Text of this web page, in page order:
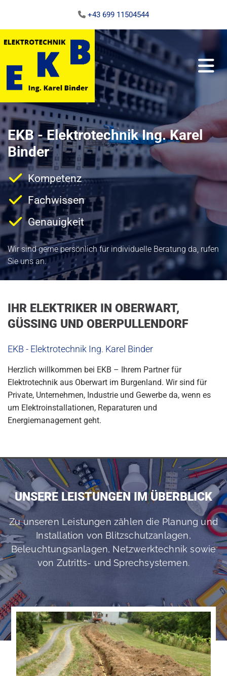
 +43 699 11504544
EKB - Elektrotechnik Ing. Karel
Binder
Kompetenz
Fachwissen
Genauigkeit
Wir sind gerne persönlich für individuelle Beratung da, rufen
Sie uns an.
IHR ELEKTRIKER IN OBERWART,
GÜSSING UND OBERPULLENDORF
EKB - Elektrotechnik Ing. Karel Binder
Herzlich willkommen bei EKB – Ihrem Partner für
Elektrotechnik aus Oberwart im Burgenland. Wir sind für
Private, Unternehmen, Industrie und Gewerbe da, wenn es
um Elektroinstallationen, Reparaturen und
Energiemanagement geht.
UNSERE LEISTUNGEN IM ÜBERBLICK
Zu unseren Leistungen zählen die Planung und
Installation von Blitzschutzanlagen,
Beleuchtungsanlagen, Netzwerktechnik sowie
von Zutritts- und Sprechsystemen.